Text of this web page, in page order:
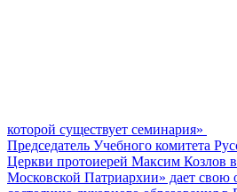
которой существует семинария»
Председатель Учебного комитета
Церкви протоиерей Максим Козлов
Московской Патриархии» дает свою